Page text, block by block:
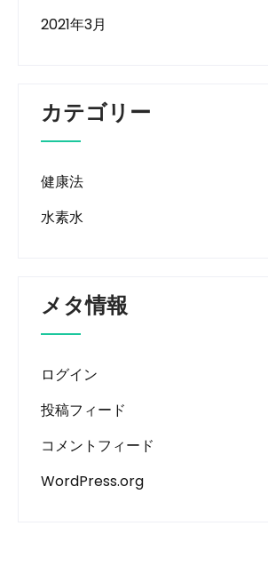
2021年3月
カテゴリー
健康法
水素水
メタ情報
ログイン
投稿フィード
コメントフィード
WordPress.org